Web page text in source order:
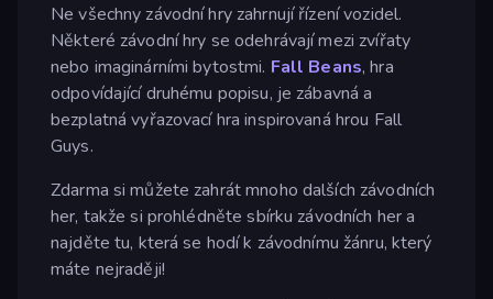
Ne všechny závodní hry zahrnují řízení vozidel.
Některé závodní hry se odehrávají mezi zvířaty
nebo imaginárními bytostmi. Fall Beans, hra
odpovídající druhému popisu, je zábavná a
bezplatná vyřazovací hra inspirovaná hrou Fall
Guys.
Zdarma si můžete zahrát mnoho dalších závodních
her, takže si prohlédněte sbírku závodních her a
najděte tu, která se hodí k závodnímu žánru, který
máte nejraději!